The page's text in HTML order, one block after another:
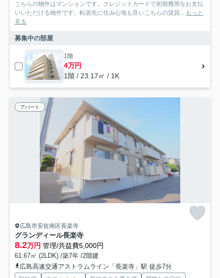
こちらの物件はマンションです。クレジットカードで初期費用をお支払
いいただける物件です。転居先に住み心地も良いこちらの賃貸... もっと
見る
募集中の部屋
1階
4万円
1階 / 23.17㎡ / 1K
アパート
広島市安佐南区長楽寺
グランディール長楽寺
8.2万円 管理/共益費5,000円
61.67㎡ (2LDK) /築7年 /2階建
広島高速交通アストラムライン「長楽寺」駅 徒歩7分